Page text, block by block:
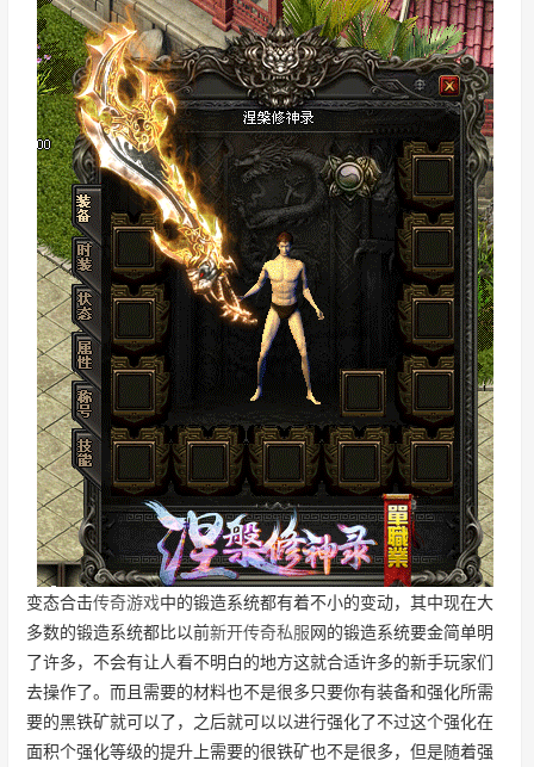
变态合击传奇游戏中的锻造系统都有着不小的变动，其中现在大
多数的锻造系统都比以前新开传奇私服网的锻造系统要金简单明
了许多，不会有让人看不明白的地方这就合适许多的新手玩家们
去操作了。而且需要的材料也不是很多只要你有装备和强化所需
要的黑铁矿就可以了，之后就可以以进行强化了不过这个强化在
面积个强化等级的提升上需要的很铁矿也不是很多，但是随着强